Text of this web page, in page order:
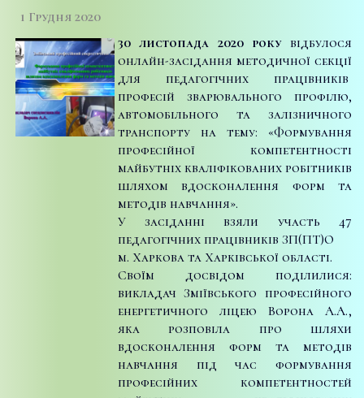
1 Грудня 2020
30 листопада 2020 року відбулося
онлайн-засідання методичної секції
для педагогічних працівників
професій зварювального профілю,
автомобільного та залізничного
транспорту на тему: «Формування
професійної компетентності
майбутніх кваліфікованих робітників
шляхом вдосконалення форм та
методів навчання».
У засіданні взяли участь 47
педагогічних працівників ЗП(ПТ)О
м. Харкова та Харківської області.
Своїм досвідом поділилися:
викладач Зміївського професійного
енергетичного ліцею Ворона А.А.,
яка розповіла про шляхи
вдосконалення форм та методів
навчання під час формування
професійних компетентностей